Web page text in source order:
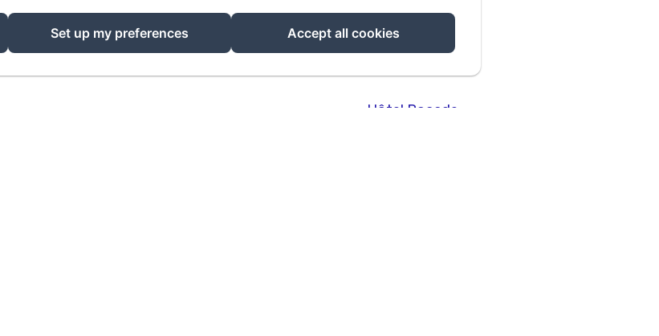
Hôtel Rocade
Set up my preferences Accept all cookies